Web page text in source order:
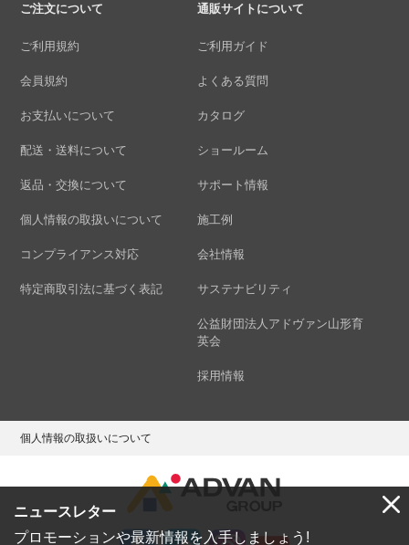
ニュースレター
プロモーションや最新情報を入手しましょう!
ご注文について
ご利用規約
会員規約
お支払いについて
配送・送料について
返品・交換について
個人情報の取扱いについて
コンプライアンス対応
特定商取引法に基づく表記
通販サイトについて
ご利用ガイド
よくある質問
カタログ
ショールーム
サポート情報
施工例
会社情報
サステナビリティ
公益財団法人アドヴァン山形育
英会
採用情報
個人情報の取扱いについて